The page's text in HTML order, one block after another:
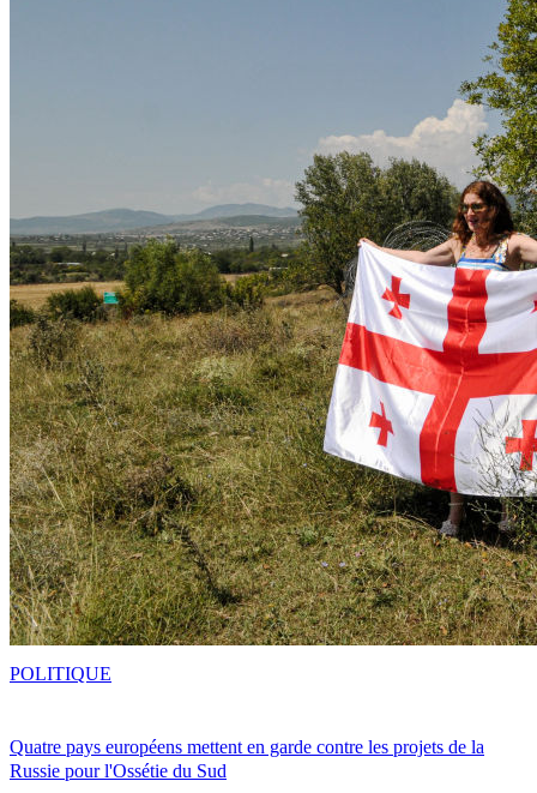
Quatre pays européens mettent en garde contre les projets de la
Russie pour l'Ossétie du Sud
POLITIQUE